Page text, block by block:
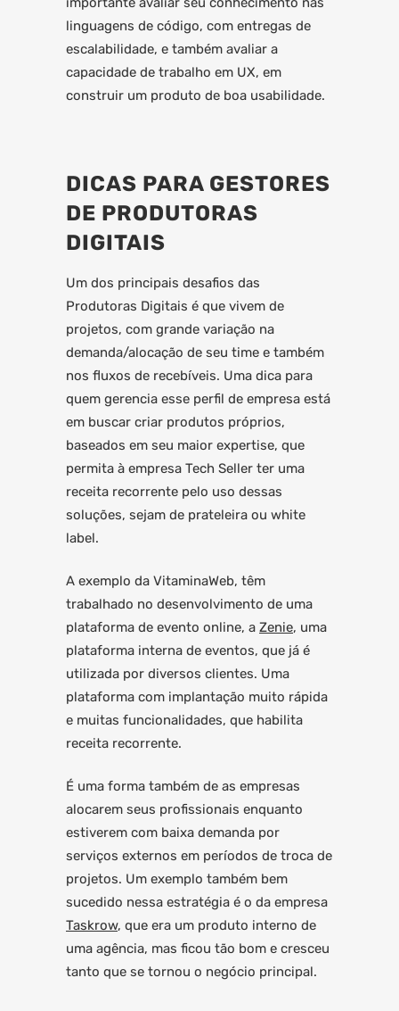
linguagens de código, com entregas de
escalabilidade, e também avaliar a
capacidade de trabalho em UX, em
construir um produto de boa usabilidade.
DICAS PARA GESTORES
DE PRODUTORAS
DIGITAIS
Um dos principais desafios das
Produtoras Digitais é que vivem de
projetos, com grande variação na
demanda/alocação de seu time e também
nos fluxos de recebíveis. Uma dica para
quem gerencia esse perfil de empresa está
em buscar criar produtos próprios,
baseados em seu maior expertise, que
permita à empresa Tech Seller ter uma
receita recorrente pelo uso dessas
soluções, sejam de prateleira ou white
label.
A exemplo da VitaminaWeb, têm
trabalhado no desenvolvimento de uma
plataforma de evento online, a Zenie, uma
plataforma interna de eventos, que já é
utilizada por diversos clientes. Uma
plataforma com implantação muito rápida
e muitas funcionalidades, que habilita
receita recorrente.
É uma forma também de as empresas
alocarem seus profissionais enquanto
estiverem com baixa demanda por
serviços externos em períodos de troca de
projetos. Um exemplo também bem
sucedido nessa estratégia é o da empresa
Taskrow, que era um produto interno de
uma agência, mas ficou tão bom e cresceu
tanto que se tornou o negócio principal.